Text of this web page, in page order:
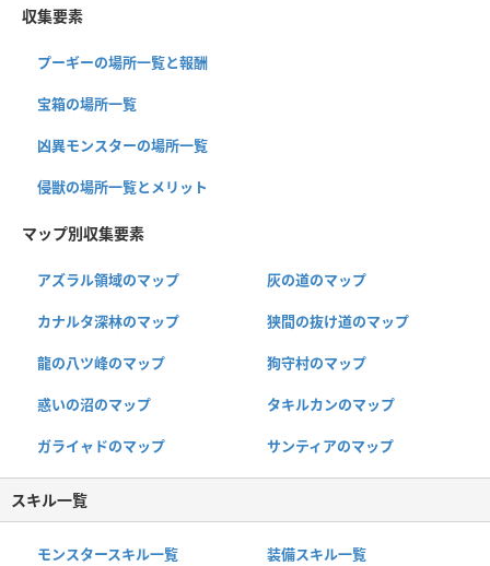
収集要素
プーギーの場所一覧と報酬
宝箱の場所一覧
凶異モンスターの場所一覧
侵獣の場所一覧とメリット
マップ別収集要素
アズラル領域のマップ 灰の道のマップ
カナルタ深林のマップ 狭間の抜け道のマップ
龍の八ツ峰のマップ 狗守村のマップ
惑いの沼のマップ タキルカンのマップ
ガライャドのマップ サンティアのマップ
スキル一覧
モンスタースキル一覧 装備スキル一覧